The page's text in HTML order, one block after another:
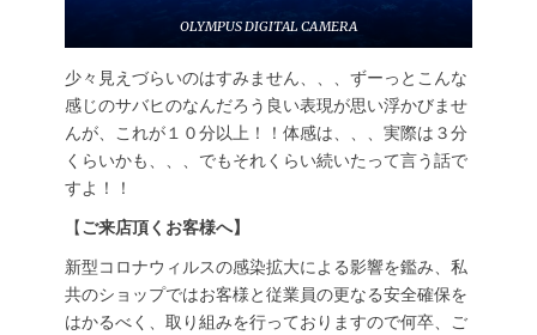
OLYMPUS DIGITAL CAMERA
少々見えづらいのはすみません、、、ずーっとこんな
感じのサバヒのなんだろう良い表現が思い浮かびませ
んが、これが１０分以上！！体感は、、、実際は３分
くらいかも、、、でもそれくらい続いたって言う話で
すよ！！
【ご来店頂くお客様へ】
新型コロナウィルスの感染拡大による影響を鑑み、私
共のショップではお客様と従業員の更なる安全確保を
はかるべく、取り組みを行っておりますので何卒、ご